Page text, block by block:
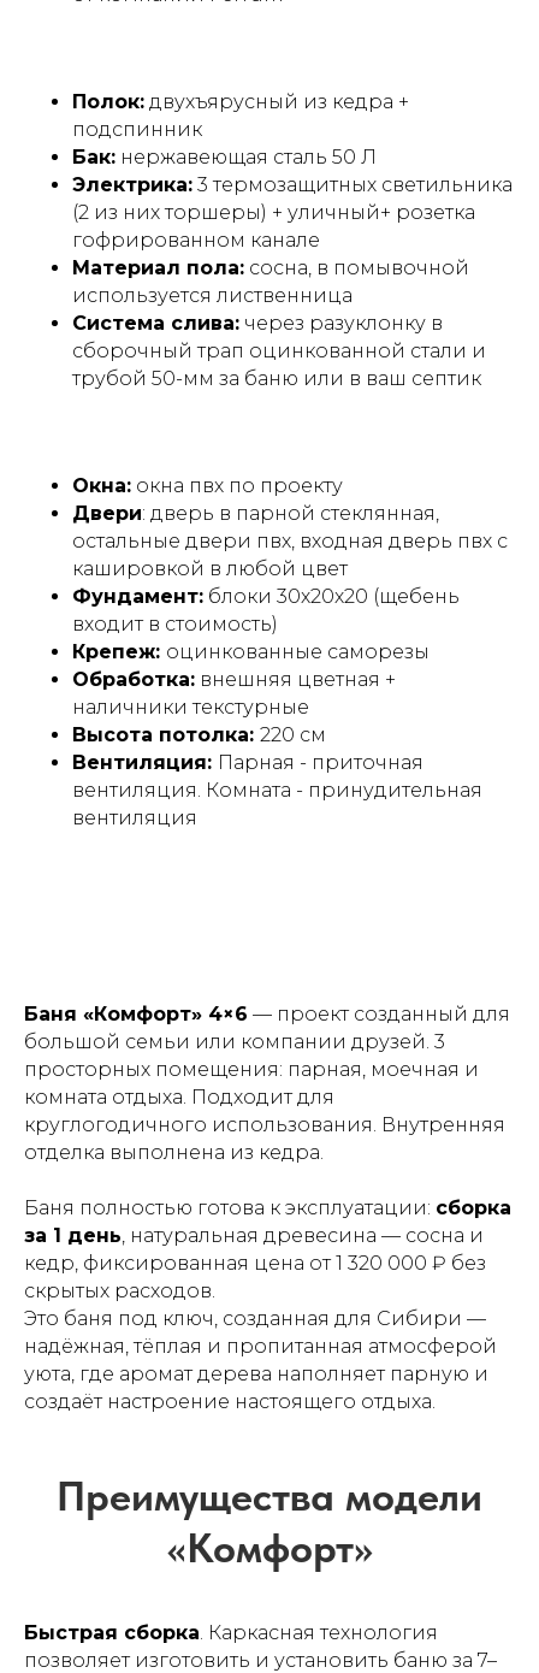
Полок: двухъярусный из кедра +
подспинник
Бак: нержавеющая сталь 50 Л
Электрика: 3 термозащитных светильника
(2 из них торшеры) + уличный+ розетка
гофрированном канале
Материал пола: сосна, в помывочной
используется лиственница
Система слива: через разуклонку в
сборочный трап оцинкованной стали и
трубой 50-мм за баню или в ваш септик
Окна: окна пвх по проекту
Двери: дверь в парной стеклянная,
остальные двери пвх, входная дверь пвх с
кашировкой в любой цвет
Фундамент: блоки 30х20х20 (щебень
входит в стоимость)
Крепеж: оцинкованные саморезы
Обработка: внешняя цветная +
наличники текстурные
Высота потолка: 220 см
Вентиляция: Парная - приточная
вентиляция. Комната - принудительная
вентиляция
Баня «Комфорт» 4×6 — проект созданный для
большой семьи или компании друзей. 3
просторных помещения: парная, моечная и
комната отдыха. Подходит для
круглогодичного использования. Внутренняя
отделка выполнена из кедра.
Баня полностью готова к эксплуатации: сборка
за 1 день, натуральная древесина — сосна и
кедр, фиксированная цена от 1 320 000 ₽ без
скрытых расходов.
Это баня под ключ, созданная для Сибири —
надёжная, тёплая и пропитанная атмосферой
уюта, где аромат дерева наполняет парную и
создаёт настроение настоящего отдыха.
Быстрая сборка. Каркасная технология
позволяет изготовить и установить баню за 7–
стили
Почему выбирают
«Лесоруб Бани»